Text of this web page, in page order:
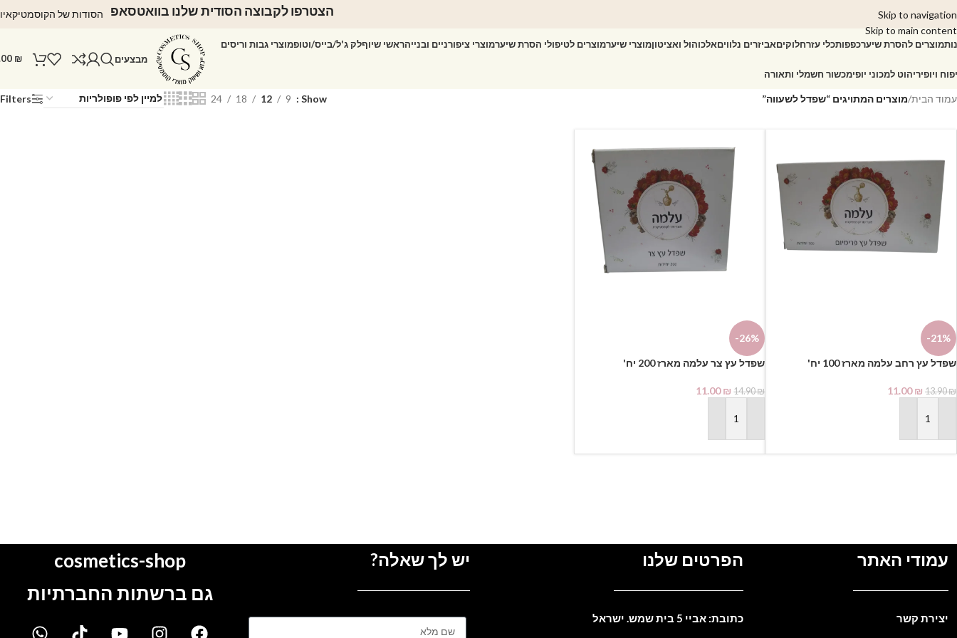
Skip to navigation
Skip to main content
הצטרפו לקבוצה הסודית שלנו בוואטסאפ הסודות של
מוצרים להסרת שיערכפפותכלי עזרחלוקיםאביזרים נלוויםאלכוהול ואציטוןמוצרי שיערמוצרים לטיפולי הסרת שיערמוצרי ציפורניים ובנייהראשי שיוףלק ג'ל/בייס/וטופמוצרי גבות וריסים
ויופיריהוט למכוני יופימכשור חשמלי ותאורה
מבצעים ₪
עמוד הבית/מוצרים המתויגים “שפדל לשעווה” Show
9
12
18
24
Filters
-21%
שפדל עץ רחב עלמה מארז 100 יח'
13.90₪
11.00₪
הוספה לסל
-26%
שפדל עץ צר עלמה מארז 200 יח'
14.90₪
11.00₪
הוספה לסל
עמודי האתר
יצירת קשר
הפרטים שלנו
כתובת: אביי 5 בית שמש. ישראל
יש לך שאלה?
cosmetics-shop
גם ברשתות החברתיות